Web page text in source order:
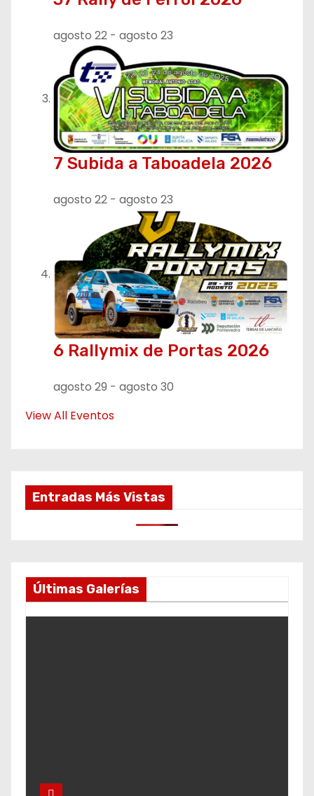
agosto 22 - agosto 23
7 Subida a Taboadela 2026
agosto 22 - agosto 23
6 Rallymix de Portas 2026
agosto 29 - agosto 30
View All Eventos
Entradas Más Vistas
Últimas Galerías